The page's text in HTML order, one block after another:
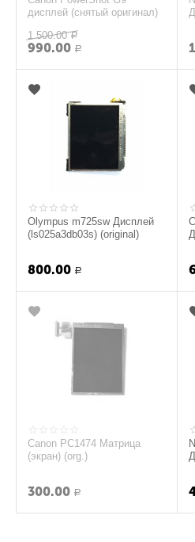
дисплей (снятый оригинал)
1 500.00 Р
990.00 Р
Olympus m725sw Дисплей
(ls025a3db03s) (original)
800.00 Р
Canon PC1474 Матрица
(экран) (org.)
300.00 Р